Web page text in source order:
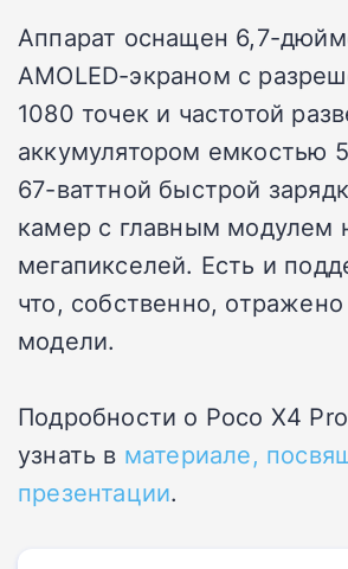
Аппарат оснащен 6,7-
AMOLED-экраном с
1080 точек и частотой
аккумулятором емкостью
67-ваттной быстрой
камер с главным модулем
мегапикселей. Есть и
что, собственно,
модели.
Подробности о Poco X4
узнать в материале,
презентации.